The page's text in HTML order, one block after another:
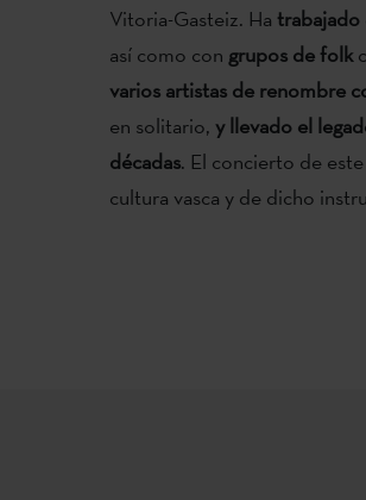
Vitoria-Gasteiz. Ha trabajado
así como con grupos de folk
varios artistas de renombre
en solitario, y llevado el
décadas. El concierto de
cultura vasca y de dicho